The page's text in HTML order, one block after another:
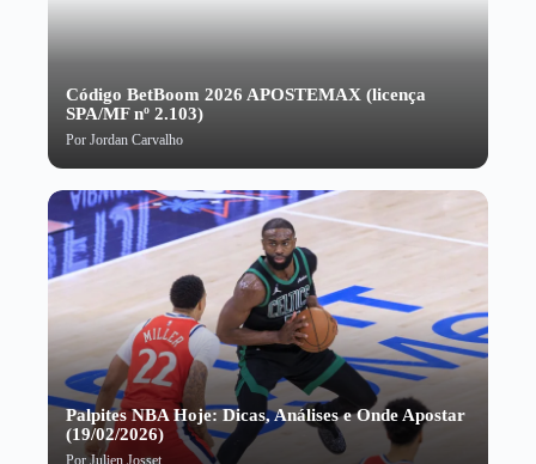
Código BetBoom 2026 APOSTEMAX (licença
SPA/MF nº 2.103)
Por Jordan Carvalho
Palpites NBA Hoje: Dicas, Análises e Onde Apostar
(19/02/2026)
PorJulien Josset